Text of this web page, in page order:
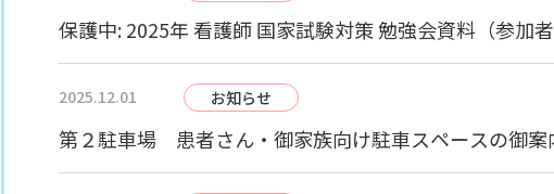
保護中: 2025年 看護師 国家試験対策 勉強会資料（参加者
2025.12.01 お知らせ
第２駐車場 患者さん・御家族向け駐車スペースの御案